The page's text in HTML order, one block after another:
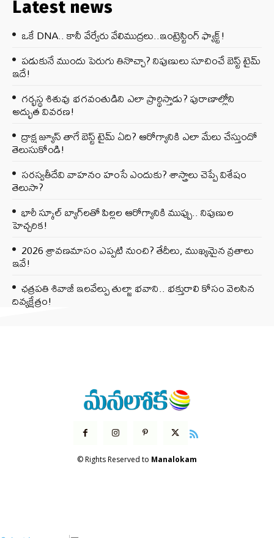
Latest news
ఒకే DNA.. కానీ వేర్వేరు వేలిముద్రలు..ఇంట్రెస్టింగ్ ఫ్యాక్ట్!
పడుకునే ముందు పెరుగు తినొచ్చా? నిపుణులు సూచించే బెస్ట్ టైమ్
ఇదే!
గర్భస్థ శిశువు భగవంతుడిని ఎలా ప్రార్థిస్తాడు? పురాణాల్లోని
అద్భుత వివరణ!
ద్రాక్ష జ్యూస్ తాగే బెస్ట్ టైమ్ ఏది? ఆరోగ్యానికి ఎలా మేలు చేస్తుందో
తెలుసుకోండి!
సరస్వతీదేవి వాహనం హంసే ఎందుకు? శాస్త్రాలు చెప్పే విశేషం
తెలుసా?
భారీ స్కూల్ బ్యాగ్‌లతో పిల్లల ఆరోగ్యానికి ముప్పు.. నిపుణుల
హెచ్చరిక!
2026 శ్రావణమాసం ఎప్పటి నుంచి? తేదీలు, ముఖ్యమైన వ్రతాలు
ఇవే!
ఛత్రపతి శివాజీ ఇలవేల్పు తుల్జా భవాని.. భక్తురాలి కోసం వెలసిన
దివ్యక్షేత్రం!
© Rights Reserved to Manalokam